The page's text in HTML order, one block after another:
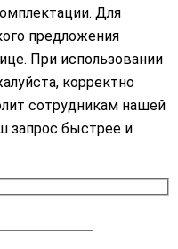
Для
предложения
При использовании
корректно
сотрудникам нашей
запрос быстрее и